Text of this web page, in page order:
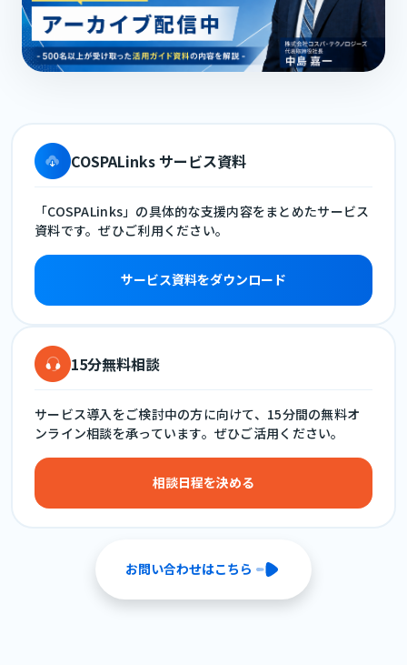
COSPALinks サービス資料
「COSPALinks」の具体的な支援内容をまとめたサービス
資料です。ぜひご利用ください。
サービス資料をダウンロード
15分無料相談
サービス導入をご検討中の方に向けて、15分間の無料オ
ンライン相談を承っています。ぜひご活用ください。
相談日程を決める
お問い合わせはこちら